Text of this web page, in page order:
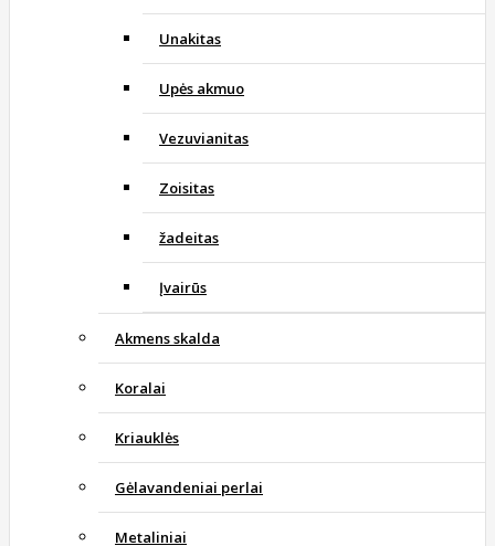
Unakitas
Upės akmuo
Vezuvianitas
Zoisitas
žadeitas
Įvairūs
Akmens skalda
Koralai
Kriauklės
Gėlavandeniai perlai
Metaliniai